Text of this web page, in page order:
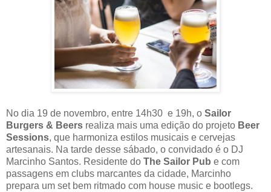
No dia 19 de novembro, entre 14h30 e 19h, o Sailor
Burgers & Beers realiza mais uma edição do projeto Beer
Sessions, que harmoniza estilos musicais e cervejas
artesanais. Na tarde desse sábado, o convidado é o DJ
Marcinho Santos. Residente do The Sailor Pub e com
passagens em clubs marcantes da cidade, Marcinho
prepara um set bem ritmado com house music e bootlegs.